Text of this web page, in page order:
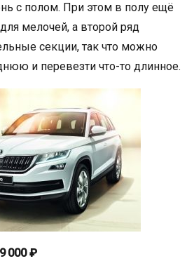
с полом. При этом в полу ещё
мелочей, а второй ряд
секции, так что можно
и перевезти что-то длинное.
000 ₽